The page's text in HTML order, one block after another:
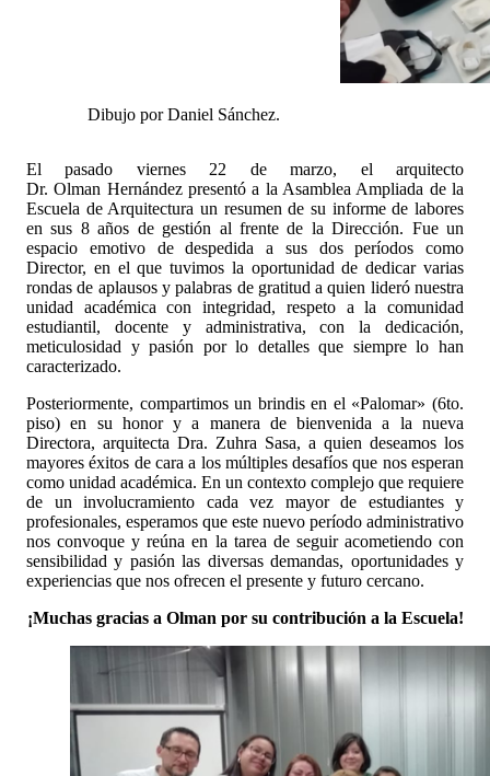
Dibujo por Daniel Sánchez.
El pasado viernes 22 de marzo, el arquitecto
Dr. Olman Hernández presentó a la Asamblea Ampliada de la
Escuela de Arquitectura un resumen de su informe de labores
en sus 8 años de gestión al frente de la Dirección. Fue un
espacio emotivo de despedida a sus dos períodos como
Director, en el que tuvimos la oportunidad de dedicar varias
rondas de aplausos y palabras de gratitud a quien lideró nuestra
unidad académica con integridad, respeto a la comunidad
estudiantil, docente y administrativa, con la dedicación,
meticulosidad y pasión por lo detalles que siempre lo han
caracterizado.
Posteriormente, compartimos un brindis en el «Palomar» (6to.
piso) en su honor y a manera de bienvenida a la nueva
Directora, arquitecta Dra. Zuhra Sasa, a quien deseamos los
mayores éxitos de cara a los múltiples desafíos que nos esperan
como unidad académica. En un contexto complejo que requiere
de un involucramiento cada vez mayor de estudiantes y
profesionales, esperamos que este nuevo período administrativo
nos convoque y reúna en la tarea de seguir acometiendo con
sensibilidad y pasión las diversas demandas, oportunidades y
experiencias que nos ofrecen el presente y futuro cercano.
¡Muchas gracias a Olman por su contribución a la Escuela!